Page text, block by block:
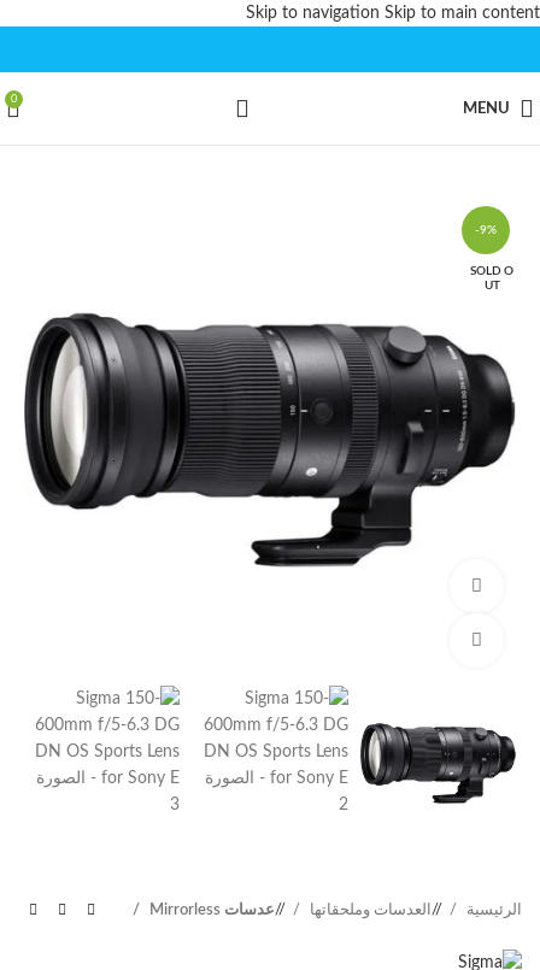
Skip to navigation Skip to main content
MENU
0
-9%
SOLD O
UT
الرئيسية / العدسات وملحقاتها / عدسات Mirrorless